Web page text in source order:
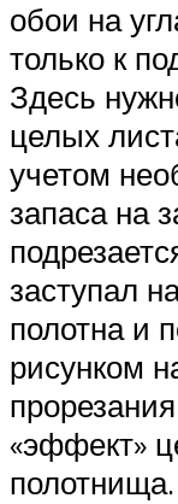
обои на
только к
Здесь
целых
учетом
запаса на
заступал
полотна и
рисунком
«эффект»
полотнища.